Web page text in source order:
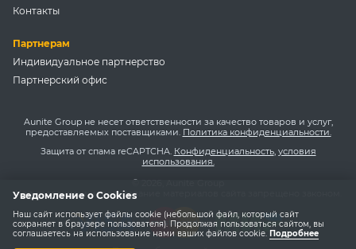
Контакты
Партнерам
Индивидуальное партнерство
Партнерский офис
Aunite Group не несет ответственности за качество товаров и услуг,
предоставляемых поставщиками. Политика конфиденциальности.
Защита от спама reCAPTCHA. Конфиденциальность, условия
использования.
© 2026, Aunite Group
Копирование и использование материалов сайта запрещено законом.
Уведомление о Cookies
Наш сайт использует файлы cookie (небольшой файл, который сайт
сохраняет в браузере пользователя). Продолжая пользоваться сайтом, вы
соглашаетесь на использование нами ваших файлов cookie. Подробнее